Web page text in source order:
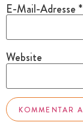
E-Mail-Adresse *
Website